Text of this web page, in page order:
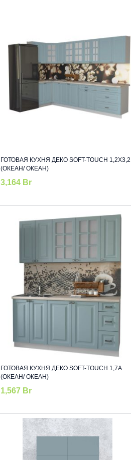
ГОТОВАЯ КУХНЯ ДЕКО SOFT-TOUCH 1,2Х3,2
(ОКЕАН/ ОКЕАН)
3,164 Br
ГОТОВАЯ КУХНЯ ДЕКО SOFT-TOUCH 1,7А
(ОКЕАН/ ОКЕАН)
1,567 Br